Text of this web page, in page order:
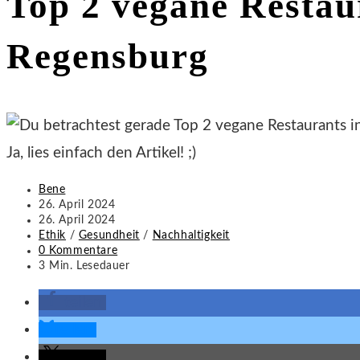
the
panel.
Regensburg
Ja, lies einfach den Artikel! ;)
Beitrags-
Autor:
Bene
Beitrag
veröffentlicht:
26. April 2024
Beitrag
zuletzt
geändert
am:
26. April 2024
Beitrags-
Kategorie:
Ethik / Gesundheit / Nachhaltigkeit
Beitrags-
Kommentare:
0 Kommentare
Lesedauer:
3 Min. Lesedauer